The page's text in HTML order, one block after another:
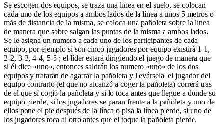
Se escogen dos equipos, se traza una línea en el suelo, se colocan
cada uno de los equipos a ambos lados de la línea a unos 5 metros o
más de distancia de la misma, se coloca una pañoleta sobre la línea
de manera que sobre salgan las puntas de la misma a ambos lados.
Se le asigna un numero a cada uno de los participantes de cada
equipo, por ejemplo si son cinco jugadores por equipo existirá 1-1,
2-2, 3-3, 4-4, 5-5 ; el líder estará dirigiendo el juego de manera que
si él dice «uno», entonces saldrán los numero «uno» de los dos
equipos y trataran de agarrar la pañoleta y llevársela, el jugador del
equipo contrario (el que no alcanzó a coger la pañoleta) correrá tras
de el que sí cogió la pañoleta y si lo toca antes que llegue a donde su
equipo pierde, si los jugadores se paran frente a la pañoleta y uno de
ellos pone el pie después de la línea o pisa la línea pierde, si uno de
los jugadores toca al otro antes que el toque la pañoleta pierde.